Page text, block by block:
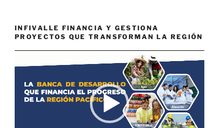
INFIVALLE FINANCIA Y GESTIONA
PROYECTOS QUE TRANSFORMAN LA REGIÓN
de